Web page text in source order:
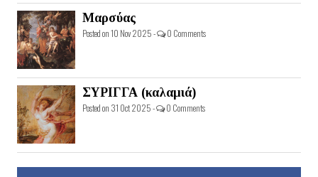
Μαρσύας
Posted on 10 Nov 2025 - 0 Comments
ΣΥΡΙΓΓΑ (καλαμιά)
Posted on 31 Oct 2025 - 0 Comments